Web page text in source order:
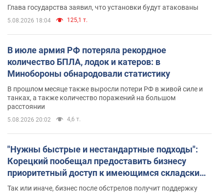
Глава государства заявил, что установки будут атакованы
5.08.2026 18:04 125,1 т.
В июле армия РФ потеряла рекордное
количество БПЛА, лодок и катеров: в
Минобороны обнародовали статистику
В прошлом месяце также выросли потери РФ в живой силе и
танках, а также количество поражений на большом
расстоянии
5.08.2026 20:02 4,6 т.
"Нужны быстрые и нестандартные подходы":
Корецкий пообещал предоставить бизнесу
приоритетный доступ к имеющимся складским
помещениям
Так или иначе, бизнес после обстрелов получит поддержку